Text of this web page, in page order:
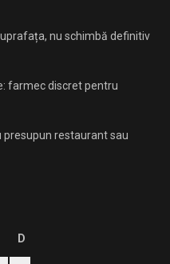
nu schimbă definitiv
farmec discret pentru
presupun restaurant sau
D